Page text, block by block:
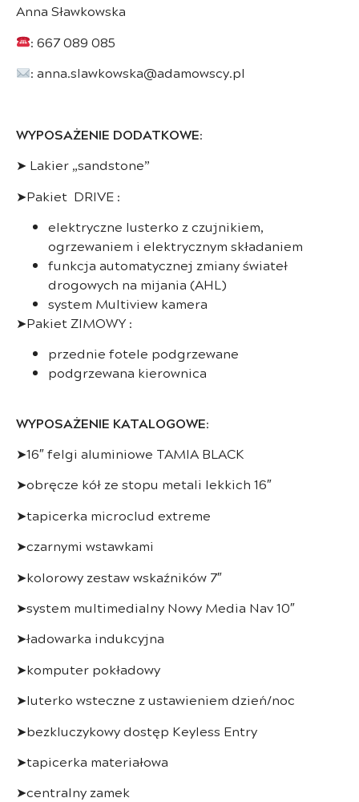
Anna Sławkowska
: 667 089 085
: anna.slawkowska@adamowscy.pl
WYPOSAŻENIE DODATKOWE:
➤ Lakier „sandstone”
➤Pakiet DRIVE :
elektryczne lusterko z czujnikiem,
ogrzewaniem i elektrycznym składaniem
funkcja automatycznej zmiany świateł
drogowych na mijania (AHL)
system Multiview kamera
➤Pakiet ZIMOWY :
przednie fotele podgrzewane
podgrzewana kierownica
WYPOSAŻENIE KATALOGOWE:
➤16″ felgi aluminiowe TAMIA BLACK
➤obręcze kół ze stopu metali lekkich 16″
➤tapicerka microclud extreme
➤czarnymi wstawkami
➤kolorowy zestaw wskaźników 7″
➤system multimedialny Nowy Media Nav 10″
➤ładowarka indukcyjna
➤komputer pokładowy
➤luterko wsteczne z ustawieniem dzień/noc
➤bezkluczykowy dostęp Keyless Entry
➤tapicerka materiałowa
➤centralny zamek